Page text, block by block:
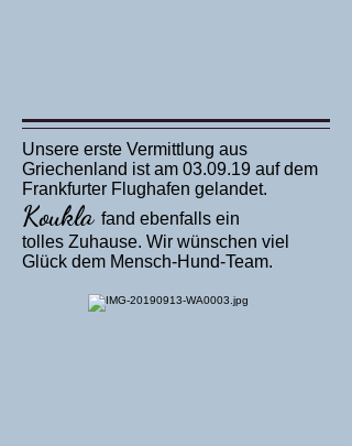
Unsere erste Vermittlung aus
Griechenland ist am 03.09.19 auf dem
Frankfurter Flughafen gelandet.
Koukla fand ebenfalls ein
tolles Zuhause. Wir wünschen viel
Glück dem Mensch-Hund-Team.